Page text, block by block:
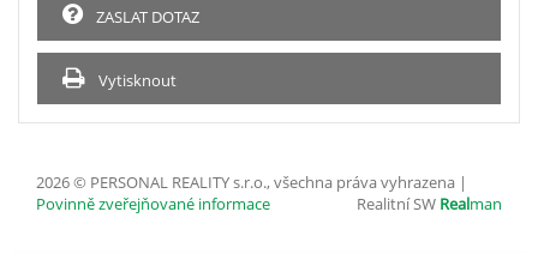
ZASLAT DOTAZ
Vytisknout
2026 © PERSONAL REALITY s.r.o., všechna práva vyhrazena |
Povinně zveřejňované informace
Realitní SW Realman